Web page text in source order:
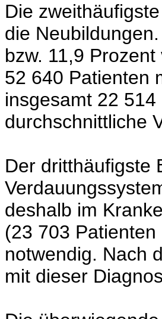
Die
die
bzw. 11,9
52 640 Patienten
insgesamt 22
durchschnittliche
Der dritthäufigste
deshalb im
(23 703
notwendig. Nach
mit dieser